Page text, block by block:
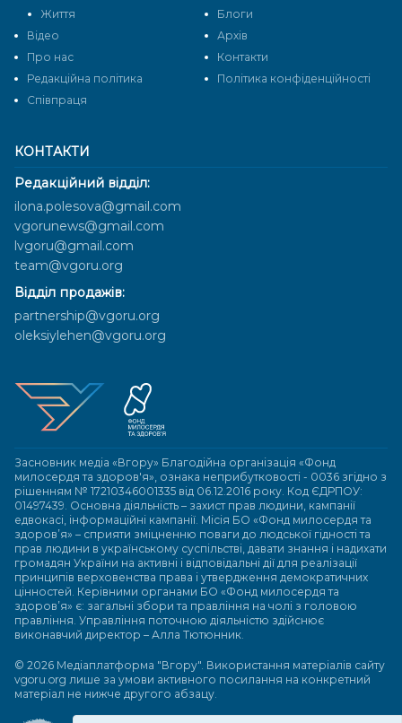
КОНТАКТИ
Редакційний відділ:
ilona.polesova@gmail.com
vgorunews@gmail.com
lvgoru@gmail.com
team@vgoru.org
Відділ продажів:
partnership@vgoru.org
oleksiylehen@vgoru.org
Засновник медіа «Вгору» Благодійна організація «Фонд
милосердя та здоров'я», ознака неприбутковості - 0036 згідно з
рішенням № 17210346001335 від 06.12.2016 року. Код ЄДРПОУ:
01497439. Основна діяльність – захист прав людини, кампанії
едвокасі, інформаційні кампанії. Місія БО «Фонд милосердя та
здоров’я» – сприяти зміцненню поваги до людської гідності та
прав людини в українському суспільстві, давати знання і надихати
громадян України на активні і відповідальні дії для реалізації
принципів верховенства права і утвердження демократичних
цінностей. Керівними органами БО «Фонд милосердя та
здоров’я» є: загальні збори та правління на чолі з головою
правління. Управління поточною діяльністю здійснює
виконавчий директор – Алла Тютюнник.
© 2026 Медіаплатформа "Вгору". Використання матеріалів сайту
vgoru.org лише за умови активного посилання на конкретний
матеріал не нижче другого абзацу.
Життя
Блоги
Відео
Архів
Про нас
Контакти
Редакційна політика
Політика конфіденційності
Cпівпраця